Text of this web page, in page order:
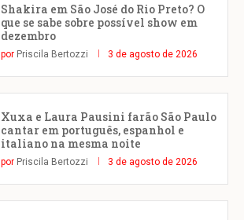
Shakira em São José do Rio Preto? O
que se sabe sobre possível show em
dezembro
por Priscila Bertozzi 3 de agosto de 2026
Xuxa e Laura Pausini farão São Paulo
cantar em português, espanhol e
italiano na mesma noite
por Priscila Bertozzi 3 de agosto de 2026